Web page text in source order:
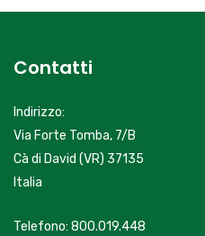
Contatti
Indirizzo:
Via Forte Tomba, 7/B
Cà di David (VR) 37135
Italia
Telefono: 800.019.448